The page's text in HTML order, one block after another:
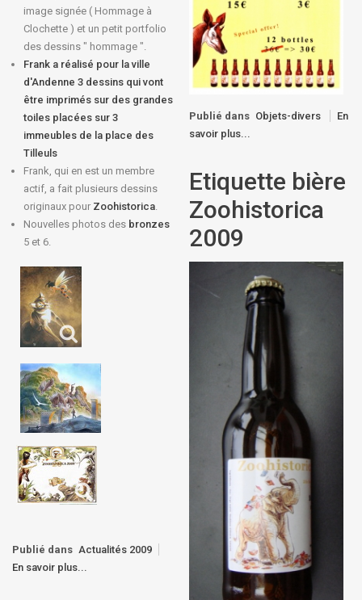
image signée ( Hommage à
Clochette ) et un petit portfolio
des dessins " hommage ".
Frank a réalisé pour la ville
d'Andenne 3 dessins qui vont
être imprimés sur des grandes
toiles placées sur 3
immeubles de la place des
Tilleuls
Frank, qui en est un membre
actif, a fait plusieurs dessins
originaux pour Zoohistorica.
Nouvelles photos des bronzes
5 et 6.
Publié dans Actualités 2009
En savoir plus...
Publié dans Objets-divers
En
savoir plus...
Etiquette bière
Zoohistorica
2009